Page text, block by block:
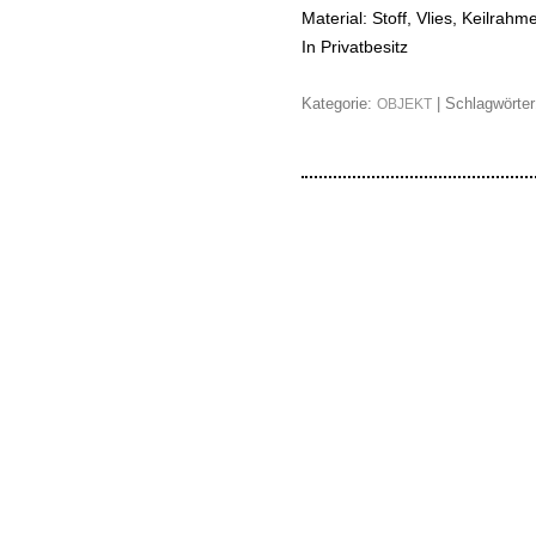
Material: Stoff, Vlies,
In Privatbesitz
Kategorie: OBJEKT |